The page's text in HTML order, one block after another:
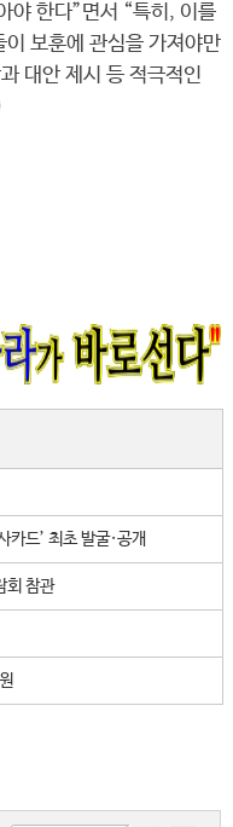
야 한다”면서 “특히, 이를
보훈에 관심을 가져야만
대안 제시 등 적극적인
카드’ 최초 발굴·공개
회 참관